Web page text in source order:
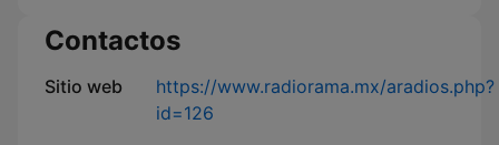
Contactos
Sitio web
https://www.radiorama.mx/aradios.php?
id=126